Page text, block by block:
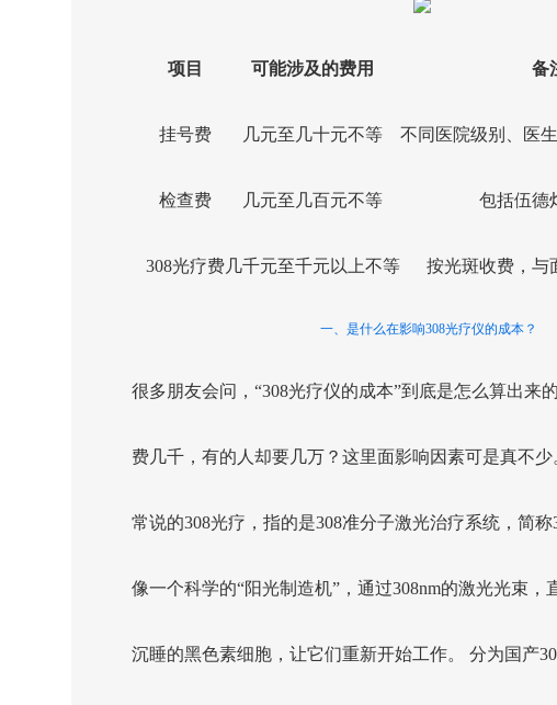
项目 可能涉及的费用 备
挂号费 几元至几十元不等 不同医院级别、医
检查费 几元至几百元不等 包括伍德
308光疗费几千元至千元以上不等 按光斑收费，与
一、是什么在影响308光疗仪的成本？
很多朋友会问，“308光疗仪的成本”到底是怎么算出来
费几千，有的人却要几万？这里面影响因素可是真不
常说的308光疗，指的是308准分子激光治疗系统，简
像一个科学的“阳光制造机”，通过308nm的激光光束，
沉睡的黑色素细胞，让它们重新开始工作。 分为国产